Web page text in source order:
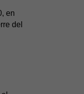
en
del